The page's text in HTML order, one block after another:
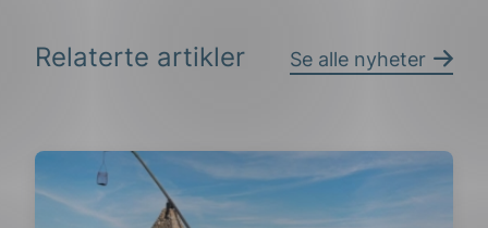
Relaterte artikler Se alle nyheter